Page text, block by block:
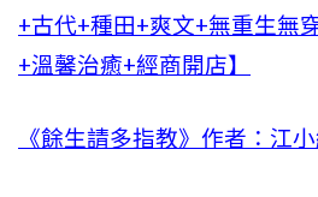
+古代+種田+爽文+無重生無
+溫馨治癒+經商開店】
《餘生請多指教》作者：江